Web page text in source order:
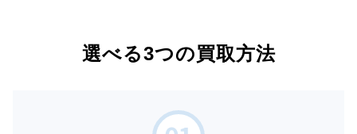
選べる3つの買取方法